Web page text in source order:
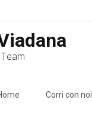
Corri con noi